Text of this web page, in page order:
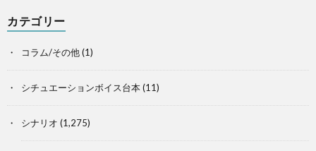
カテゴリー
コラム/その他(1)
シチュエーションボイス台本(11)
シナリオ (1,275)